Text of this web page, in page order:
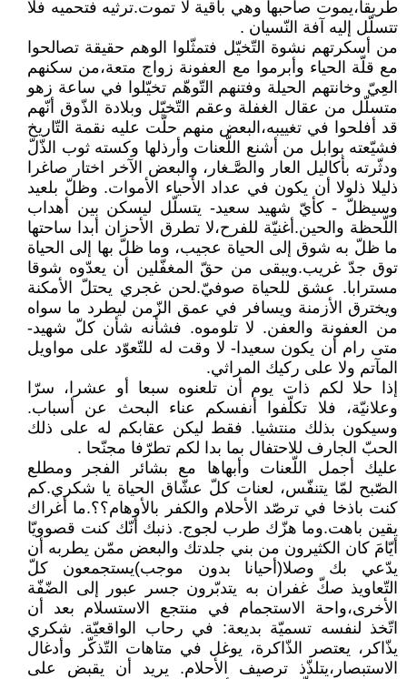
طريقا،يموت صاحبها وهي باقية لا تموت.ترثيه فتحميه فلا
تتسلّل إليه آفة النّسيان .
من أسكرتهم نشوة التّخيّل فتمثّلوا الوهم حقيقة تصالحوا
مع قلّة الحياء وأبرموا مع العفونة زواج متعة،من سكنهم
العِيّ وخانتهم الحيلة وفتنهم التّوهّم تخيّلوا في ساعة زهو
متسلّل من عقال الغفلة وعقم التّخيّل وبلادة الذّوق أنّهم
قد أفلحوا في تغييبه،البعض منهم حلّت عليه نقمة التّاريخ
فشيّعته بوابل من أشنع اللّعنات وأرذلها وكسته ثوب الذّلّ
ودثّرته بأكاليل العار والصَّـغار، والبعض الآخر اختار صاغرا
ذليلا ذلولا أن يكون في عداد الأحياء الأموات. وظلّ بلعيد
وسيظلّ - كأيّ شهيد سعيد- يتسلّل ليسكن بين أهداب
اللّحظة والحين.أغنيّة للفرح،لا تطرق الأحزان أبدا ساحتها
ما ظلّ به شوق إلى الحياة عجيب، وما ظلّ بها إلى الحياة
توق جدّ غريب.ويبقى من حقّ المغفّلين أن يعدّوه شوقا
مسترابا. عشق للحياة صوفيّ.لحن غجري يحتلّ الأمكنة
ويخترق الأزمنة ويسافر في عمق الزّمن ليطرد ما سواه
من العفونة والعفن. لا تلوموه. فشأنه شأن كلّ شهيد-
متى رام أن يكون سعيدا- لا وقت له للتّعوّد على مواويل
المآتم ولا على ركيك المراثي.
إذا حلا لكم ذات يوم أن تلعنوه سبعا أو عشرا، سرّا
وعلانيّة، فلا تكلّفوا أنفسكم عناء البحث عن أسباب.
وسيكون بذلك منتشيا. فقط ليكن عقابكم له على ذلك
الحبّ الجارف للاحتفال بما بدا لكم تطرّفا مجنّحا .
عليك أجمل اللّعنات وأبهاها مع بشائر الفجر ومطلع
الصّبح لمّا يتنفّس، لعنات كلّ عشّاق الحياة يا شكري.كم
كنت باذخا في ترصّد الأحلام والكفر بالأوهام؟؟.ما أغراك
يقين باهت.وما هزّك طرب لجوج. ذنبك أنّك كنت قصوويّا
أيّامَ كان الكثيرون من بني جلدتك والبعض ممّن يطربه أن
يدّعي بك وصلا(أحيانا بدون موجب)يستجمعون كلّ
التّعاويذ صكّ غفران به يتدبّرون جسر عبور إلى الضّفّة
الأخرى،واحة الاستجمام في منتجع الاستسلام بعد أن
اتّخذ لنفسه تسميّة بديعة: في رحاب الواقعيّة. شكري
يذّاكر، يعتصر الذّاكرة، يوغل في متاهات التّذكّر وأدغال
الاستبصار،يتلذّذ ترصيف الأحلام. يريد أن يقبض على